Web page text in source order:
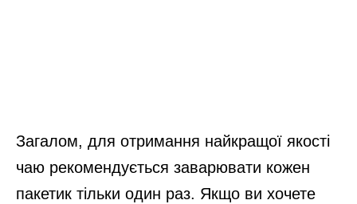
Загалом, для отримання найкращої якості
чаю рекомендується заварювати кожен
пакетик тільки один раз. Якщо ви хочете